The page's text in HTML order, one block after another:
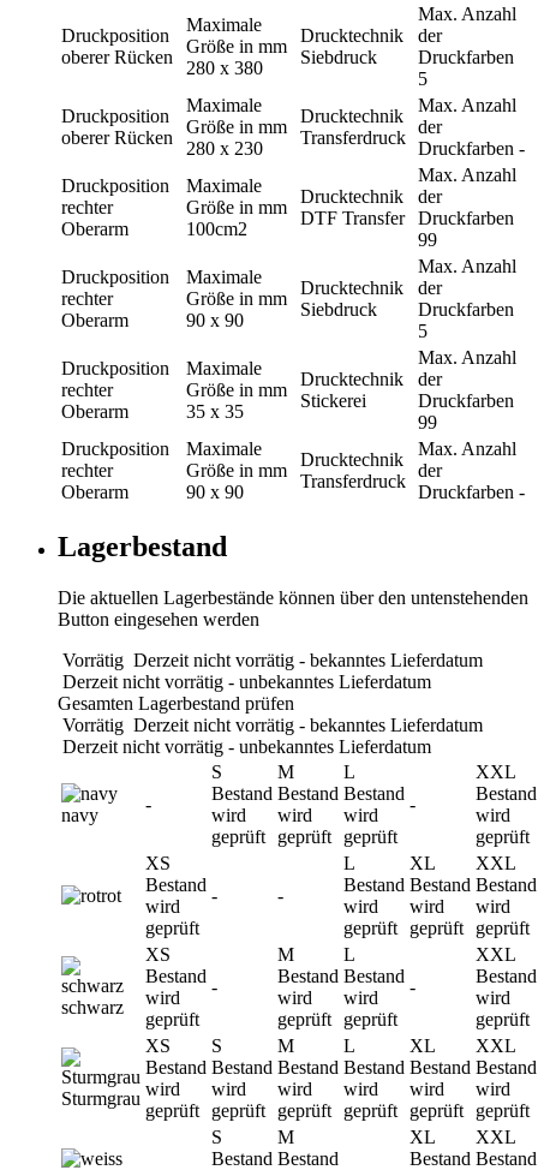
Druckposition
oberer Rücken
Maximale
Größe in mm
280 x 380
Drucktechnik
Siebdruck
Max. Anzahl
der
Druckfarben
5
Druckposition
oberer Rücken
Maximale
Größe in mm
280 x 230
Drucktechnik
Transferdruck
Max. Anzahl
der
Druckfarben -
Druckposition
rechter
Oberarm
Maximale
Größe in mm
100cm2
Drucktechnik
DTF Transfer
Max. Anzahl
der
Druckfarben
99
Druckposition
rechter
Oberarm
Maximale
Größe in mm
90 x 90
Drucktechnik
Siebdruck
Max. Anzahl
der
Druckfarben
5
Druckposition
rechter
Oberarm
Maximale
Größe in mm
35 x 35
Drucktechnik
Stickerei
Max. Anzahl
der
Druckfarben
99
Druckposition
rechter
Oberarm
Maximale
Größe in mm
90 x 90
Drucktechnik
Transferdruck
Max. Anzahl
der
Druckfarben -
Lagerbestand
Die aktuellen Lagerbestände können über den untenstehenden
Button eingesehen werden
Vorrätig Derzeit nicht vorrätig - bekanntes Lieferdatum
Derzeit nicht vorrätig - unbekanntes Lieferdatum
Gesamten Lagerbestand prüfen
Vorrätig Derzeit nicht vorrätig - bekanntes Lieferdatum
Derzeit nicht vorrätig - unbekanntes Lieferdatum
navy
-
S
Bestand
wird
geprüft
M
Bestand
wird
geprüft
L
Bestand
wird
geprüft
-
XXL
Bestand
wird
geprüft
rot
XS
Bestand
wird
geprüft
- -
L
Bestand
wird
geprüft
XL
Bestand
wird
geprüft
XXL
Bestand
wird
geprüft
schwarz
XS
Bestand
wird
geprüft
-
M
Bestand
wird
geprüft
L
Bestand
wird
geprüft
-
XXL
Bestand
wird
geprüft
Sturmgrau
XS
Bestand
wird
geprüft
S
Bestand
wird
geprüft
M
Bestand
wird
geprüft
L
Bestand
wird
geprüft
XL
Bestand
wird
geprüft
XXL
Bestand
wird
geprüft
S
Bestand
M
Bestand
XL
Bestand
XXL
Bestand